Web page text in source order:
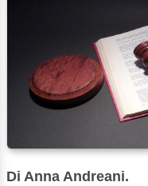
Di Anna Andreani.